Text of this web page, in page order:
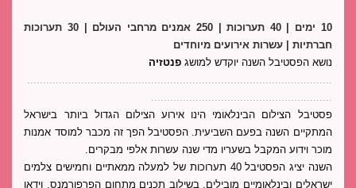
10 ימים | 40 תערוכות | 250 אמנים מרחבי העולם | 30 תערוכות
חברתיות | עשרות אירועים מיוחדים
נושא הפסטיבל השנה יוקדש למושג פנטזיה
................................................................................................
.........................................................
פסטיבל הצילום הבינלאומי הינו אירוע הצילום הגדול ביותר בישראל
המתקיים השנה בפעם השביעית. הפסטיבל הפך זה מכבר למוסד אמנות
מוכר וידוע המקבל בשעריו מדי שנה עשרות אלפי מבקרים.